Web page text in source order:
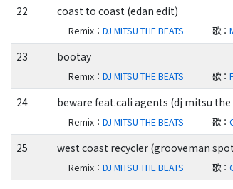
22 coast to coast (edan edit)
Remix ：DJ MITSU THE BEATS 歌 ：
23 bootay
Remix ：DJ MITSU THE BEATS 歌 ：
24 beware feat.cali agents (dj mitsu the
Remix ：DJ MITSU THE BEATS 歌 ：
25 west coast recycler (grooveman
Remix ：DJ MITSU THE BEATS 歌 ：